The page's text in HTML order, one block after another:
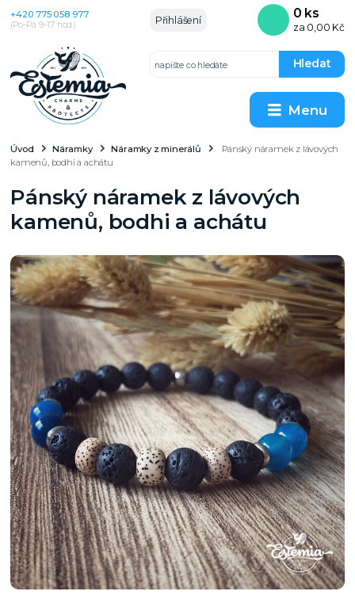
Menu
Přihlášení
Hledat
+420 775 058 977
(Po–Pá 9–17 hod.)
0 ks
za 0,00 Kč
Úvod Náramky Náramky z minerálů
Pánský náramek z lávových
kamenů, bodhi a achátu
Pánský náramek z lávových
kamenů, bodhi a achátu